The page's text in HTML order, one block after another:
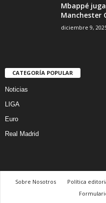
Mbappé
Manchester
diciembre 9,
CATEGORÍA POPULAR
Noticias
LIGA
Euro
Real Madrid
Sobre Nosotros Política